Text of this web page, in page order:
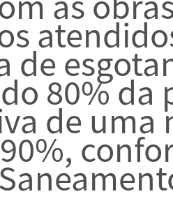
de
80% da
de uma